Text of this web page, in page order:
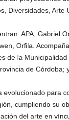
Diversidades, Arte
APA, Gabriel
Orfila.
de la
de Córdoba;
evolucionado para
cumpliendo su
del arte en